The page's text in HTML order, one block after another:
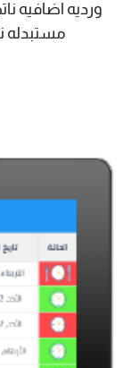
ورديه اضافيه
مستبدله